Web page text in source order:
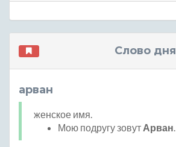
Слово дня
арван
женское имя.
Мою подругу зовут Арван.